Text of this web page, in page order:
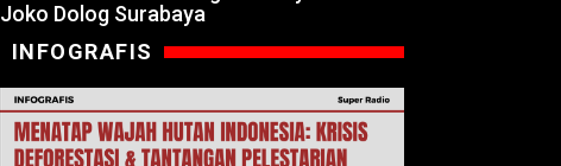
Joko Dolog Surabaya
INFOGRAFIS